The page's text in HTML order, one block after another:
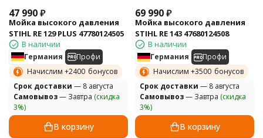
47 990₽
Мойка высокого давления
STIHL RE 129 PLUS 47780124505
В наличии
Германия
Профи
Начислим +2400 бонусов
Cрок доставки — 8 августа
Самовывоз— Завтра (скидка
3%)
В корзину
69 990₽
Мойка высокого давления
STIHL RE 143 47680124508
В наличии
Германия
Профи
Начислим +3500 бонусов
Cрок доставки — 8 августа
Самовывоз— Завтра (скидка
3%)
В корзину